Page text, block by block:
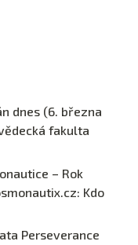
dnes (6. března
fakulta
– Rok
: Kdo
Perseverance